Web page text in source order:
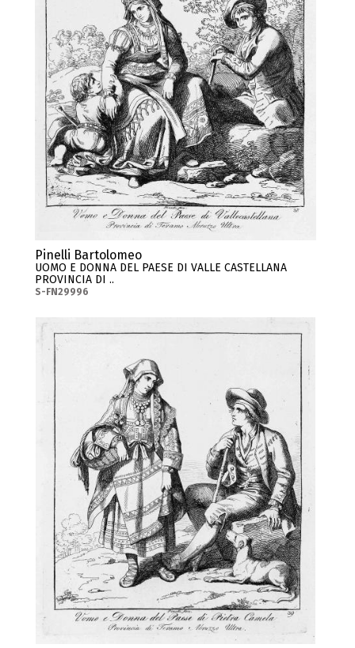
Pinelli Bartolomeo
UOMO E DONNA DEL PAESE DI VALLE CASTELLANA
PROVINCIA DI ..
S-FN29996